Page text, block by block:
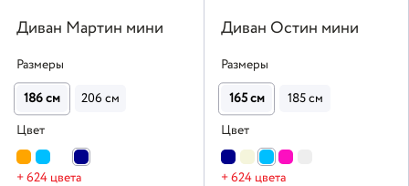
Диван Мартин мини
Размеры
186 см
206 см
Цвет
+ 624 цвета
Диван Остин мини
Размеры
165 см
185 см
Цвет
+ 624 цвета